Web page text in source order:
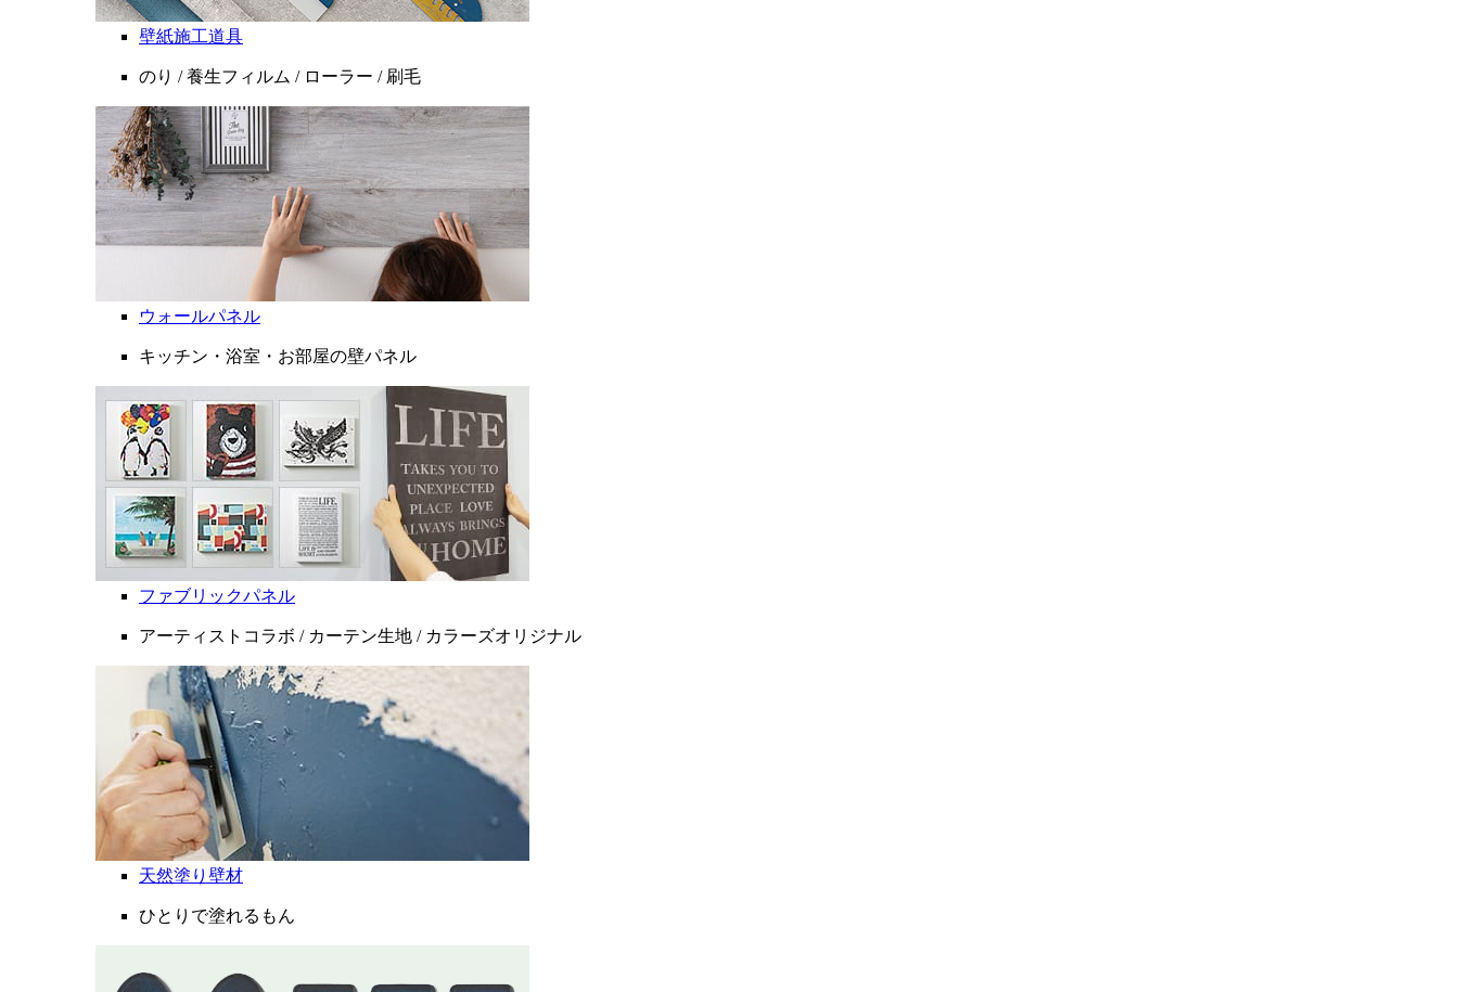
壁紙施工道具
のり / 養生フィルム / ローラー / 刷毛
ウォールパネル
キッチン・浴室・お部屋の壁パネル
ファブリックパネル
アーティストコラボ / カーテン生地 / カラーズオリジナル
天然塗り壁材
ひとりで塗れるもん